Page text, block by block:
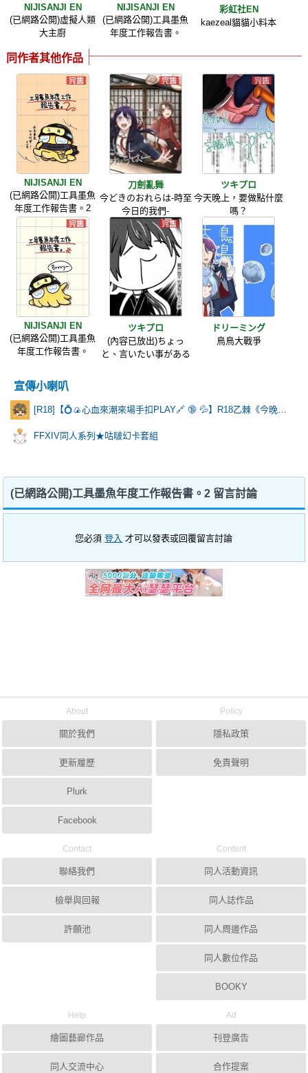
NIJISANJI EN
(已網路公開)虛擬人類
大主廚
NIJISANJI EN
(已網路公開)工具墨魚
年度工作報告書。
彩虹社EN
kaezeal貓貓小料本
同作者其他作品
NIJISANJI EN
(已網路公開)工具墨魚
年度工作報告書。2
刀劍亂舞
今どきのおれらは-時至
今日的我們-
ツキプロ
今天晚上，要做點什麼
嗎？
NIJISANJI EN
(已網路公開)工具墨魚
年度工作報告書。
ツキプロ
(內容已放出)ちょっ
と、言いたい事がある
ドリーミング
鳥鳥大戰爭
宣傳小喇叭
FFXIV同人系列★咕啵幻卡套組
(已網路公開)工具墨魚年度工作報告書。2 留言討論
您必須登入 才可以發表或回覆留言討論
About
關於我們
更新履歷
Plurk
Facebook
Policy
隱私政策
免責聲明
Contact
聯絡我們
檢舉與回報
許願池
Content
同人活動資訊
同人誌作品
同人周邊作品
同人數位作品
BOOKY
Help
繪圖藝廊作品
同人交流中心
Ad
刊登廣告
合作提案